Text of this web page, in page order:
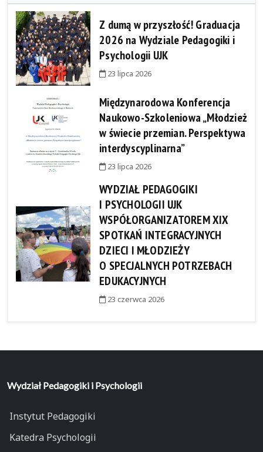
Z dumą w przyszłość! Graduacja
2026 na Wydziale Pedagogiki i
Psychologii UJK
23 lipca 2026
Międzynarodowa Konferencja
Naukowo-Szkoleniowa „Młodzież
w świecie przemian. Perspektywa
interdyscyplinarna”
23 lipca 2026
WYDZIAŁ PEDAGOGIKI
I PSYCHOLOGII UJK
WSPÓŁORGANIZATOREM XIX
SPOTKAŃ INTEGRACYJNYCH
DZIECI I MŁODZIEŻY
O SPECJALNYCH POTRZEBACH
EDUKACYJNYCH
23 czerwca 2026
Wydział Pedagogiki i Psychologii
Instytut Pedagogiki
Katedra Psychologii